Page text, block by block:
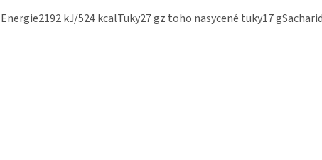
Energie2192 kJ/524 kcalTuky27 gz toho nasycené tuky17